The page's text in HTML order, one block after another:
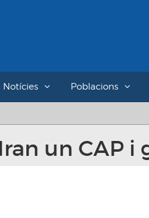
Notícies Poblacions
un CAP